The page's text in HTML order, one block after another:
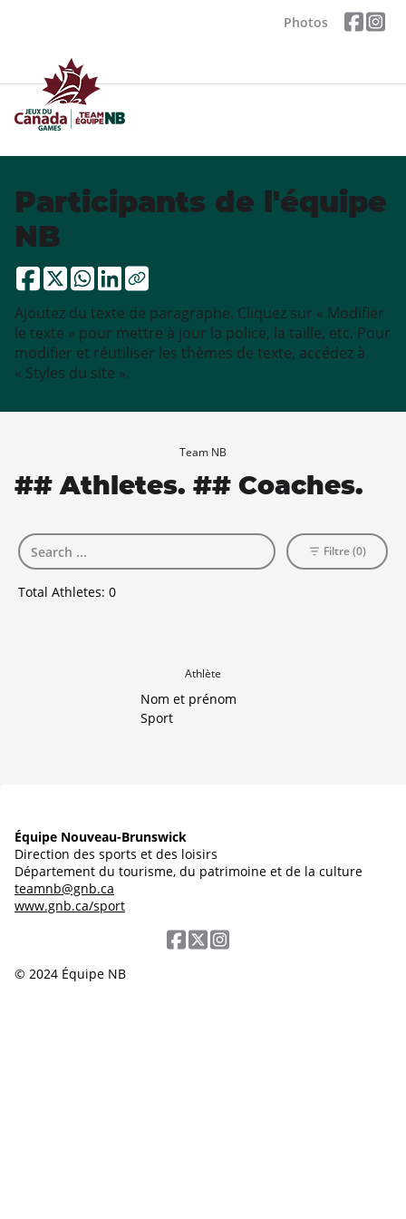
Photos
Participants de l'équipe
NB
Ajoutez du texte de paragraphe. Cliquez sur « Modifier
le texte » pour mettre à jour la police, la taille, etc. Pour
modifier et réutiliser les thèmes de texte, accédez à
« Styles du site ».
Team NB
## Athletes. ## Coaches.
Total Athletes: 0
Filtre (0)
Athlète
Nom et prénom
Sport
Équipe Nouveau-Brunswick
Direction des sports et des loisirs
Département du tourisme, du patrimoine et de la culture
teamnb@gnb.ca
www.gnb.ca/sport
© 2024 Équipe NB